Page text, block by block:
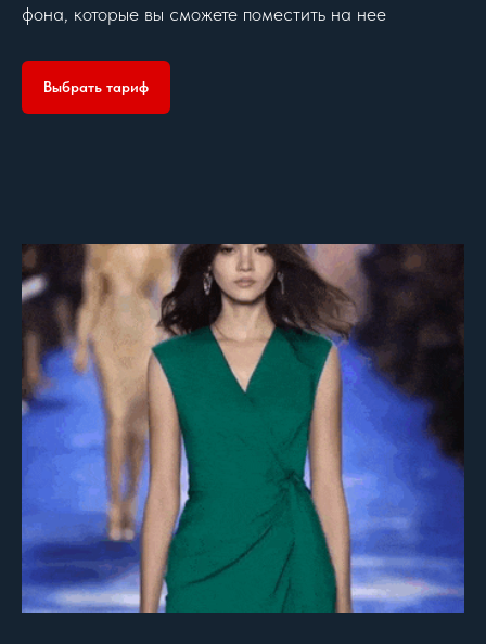
фона, которые вы сможете поместить на нее
Выбрать тариф